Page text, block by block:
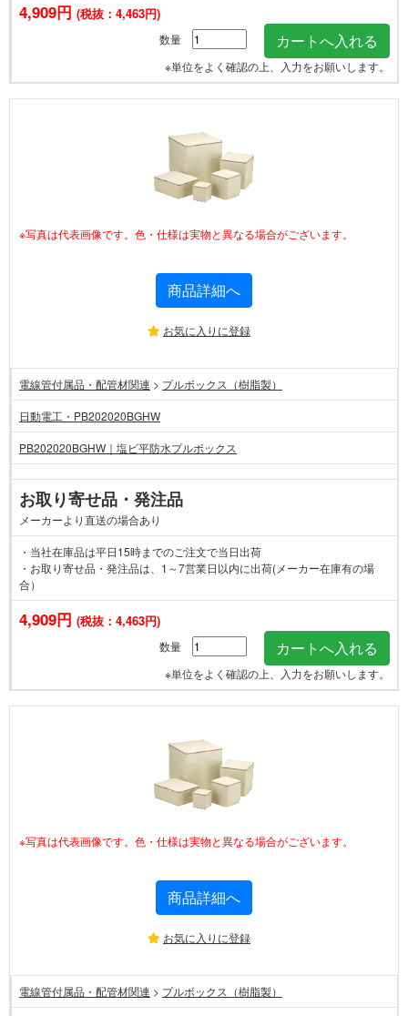
4,909円 (税抜：4,463円)
数量
※単位をよく確認の上、入力をお願いします。
※写真は代表画像です。色・仕様は実物と異なる場合がございます。
商品詳細へ
お気に入りに登録
電線管付属品・配管材関連 > プルボックス（樹脂製）
日動電工・PB202020BGHW
PB202020BGHW｜塩ビ平防水プルボックス
お取り寄せ品・発注品
メーカーより直送の場合あり
・当社在庫品は平日15時までのご注文で当日出荷
・お取り寄せ品・発注品は、1～7営業日以内に出荷(メーカー在庫有の場
合）
4,909円 (税抜：4,463円)
数量
※単位をよく確認の上、入力をお願いします。
※写真は代表画像です。色・仕様は実物と異なる場合がございます。
商品詳細へ
お気に入りに登録
電線管付属品・配管材関連 > プルボックス（樹脂製）